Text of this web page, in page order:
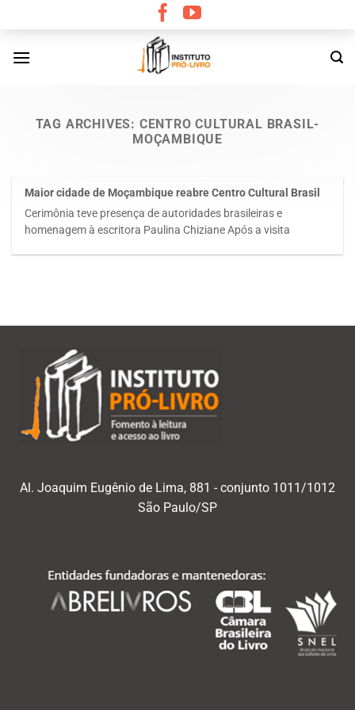
content
TAG ARCHIVES: CENTRO CULTURAL BRASIL-
MOÇAMBIQUE
Maior cidade de Moçambique reabre Centro Cultural Brasil
Cerimônia teve presença de autoridades brasileiras e
homenagem à escritora Paulina Chiziane Após a visita
Al. Joaquim Eugênio de Lima, 881 - conjunto 1011/1012
São Paulo/SP